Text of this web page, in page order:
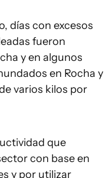
días con excesos
fueron
y en algunos
en Rocha y
varios kilos por
que
con base en
y por utilizar